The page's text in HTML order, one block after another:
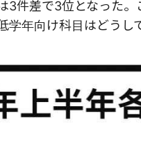
3件差で3位となった
学年向け科目はどうし